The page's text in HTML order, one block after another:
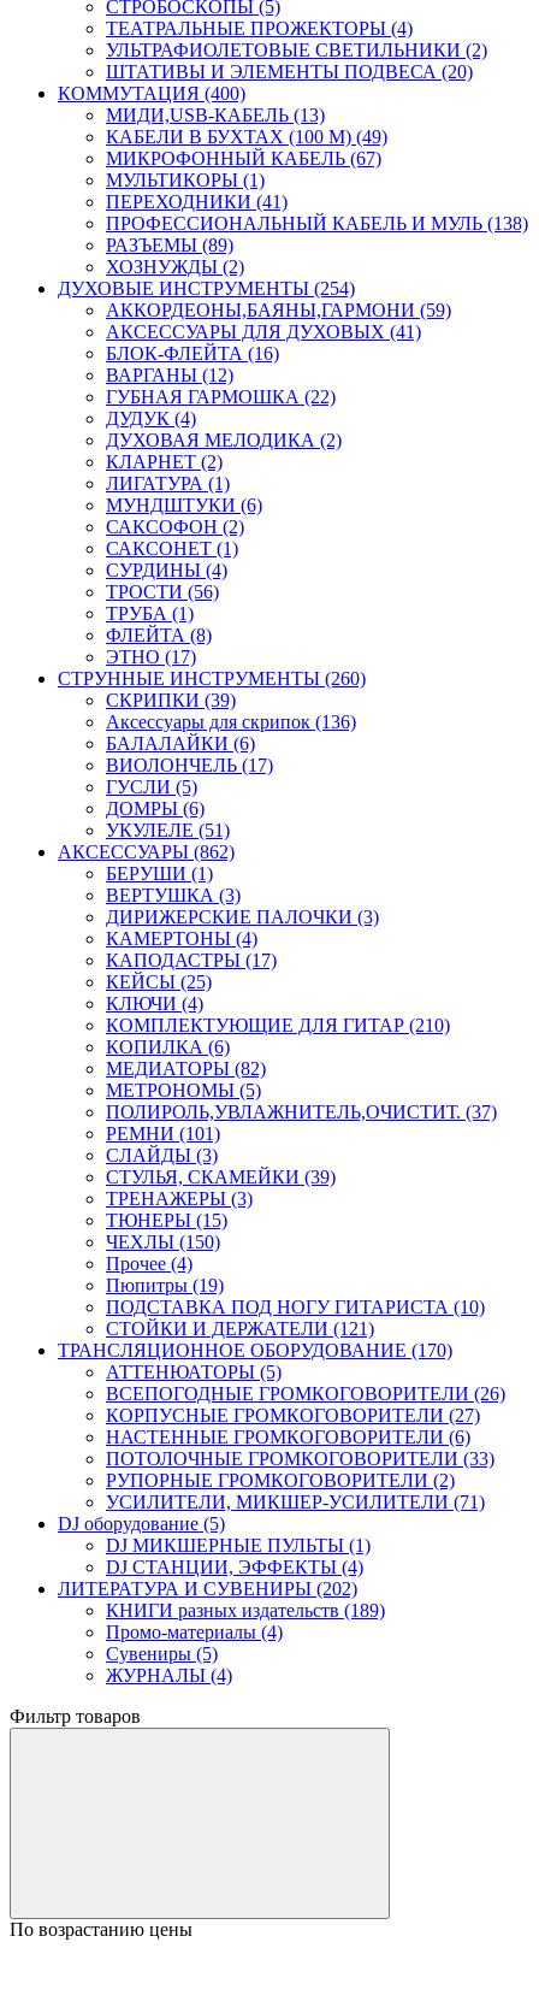
СТРОБОСКОПЫ (5)
ТЕАТРАЛЬНЫЕ ПРОЖЕКТОРЫ (4)
УЛЬТРАФИОЛЕТОВЫЕ СВЕТИЛЬНИКИ (2)
ШТАТИВЫ И ЭЛЕМЕНТЫ ПОДВЕСА (20)
КОММУТАЦИЯ (400)
МИДИ,USB-КАБЕЛЬ (13)
КАБЕЛИ В БУХТАХ (100 М) (49)
МИКРОФОННЫЙ КАБЕЛЬ (67)
МУЛЬТИКОРЫ (1)
ПЕРЕХОДНИКИ (41)
ПРОФЕССИОНАЛЬНЫЙ КАБЕЛЬ И МУЛЬ (138)
РАЗЪЕМЫ (89)
ХОЗНУЖДЫ (2)
ДУХОВЫЕ ИНСТРУМЕНТЫ (254)
АККОРДЕОНЫ,БАЯНЫ,ГАРМОНИ (59)
АКСЕССУАРЫ ДЛЯ ДУХОВЫХ (41)
БЛОК-ФЛЕЙТА (16)
ВАРГАНЫ (12)
ГУБНАЯ ГАРМОШКА (22)
ДУДУК (4)
ДУХОВАЯ МЕЛОДИКА (2)
КЛАРНЕТ (2)
ЛИГАТУРА (1)
МУНДШТУКИ (6)
САКСОФОН (2)
САКСОНЕТ (1)
СУРДИНЫ (4)
ТРОСТИ (56)
ТРУБА (1)
ФЛЕЙТА (8)
ЭТНО (17)
СТРУННЫЕ ИНСТРУМЕНТЫ (260)
СКРИПКИ (39)
Аксессуары для скрипок (136)
БАЛАЛАЙКИ (6)
ВИОЛОНЧЕЛЬ (17)
ГУСЛИ (5)
ДОМРЫ (6)
УКУЛЕЛЕ (51)
АКСЕССУАРЫ (862)
БЕРУШИ (1)
ВЕРТУШКА (3)
ДИРИЖЕРСКИЕ ПАЛОЧКИ (3)
КАМЕРТОНЫ (4)
КАПОДАСТРЫ (17)
КЕЙСЫ (25)
КЛЮЧИ (4)
КОМПЛЕКТУЮЩИЕ ДЛЯ ГИТАР (210)
КОПИЛКА (6)
МЕДИАТОРЫ (82)
МЕТРОНОМЫ (5)
ПОЛИРОЛЬ,УВЛАЖНИТЕЛЬ,ОЧИСТИТ. (37)
РЕМНИ (101)
СЛАЙДЫ (3)
СТУЛЬЯ, СКАМЕЙКИ (39)
ТРЕНАЖЕРЫ (3)
ТЮНЕРЫ (15)
ЧЕХЛЫ (150)
Прочее (4)
Пюпитры (19)
ПОДСТАВКА ПОД НОГУ ГИТАРИСТА (10)
СТОЙКИ И ДЕРЖАТЕЛИ (121)
ТРАНСЛЯЦИОННОЕ ОБОРУДОВАНИЕ (170)
АТТЕНЮАТОРЫ (5)
ВСЕПОГОДНЫЕ ГРОМКОГОВОРИТЕЛИ (26)
КОРПУСНЫЕ ГРОМКОГОВОРИТЕЛИ (27)
НАСТЕННЫЕ ГРОМКОГОВОРИТЕЛИ (6)
ПОТОЛОЧНЫЕ ГРОМКОГОВОРИТЕЛИ (33)
РУПОРНЫЕ ГРОМКОГОВОРИТЕЛИ (2)
УСИЛИТЕЛИ, МИКШЕР-УСИЛИТЕЛИ (71)
DJ оборудование (5)
DJ МИКШЕРНЫЕ ПУЛЬТЫ (1)
DJ СТАНЦИИ, ЭФФЕКТЫ (4)
ЛИТЕРАТУРА И СУВЕНИРЫ (202)
КНИГИ разных издательств (189)
Промо-материалы (4)
Сувениры (5)
ЖУРНАЛЫ (4)
Фильтр товаров
По возрастанию цены